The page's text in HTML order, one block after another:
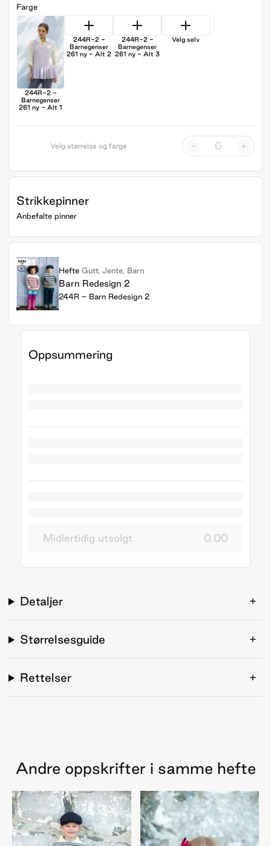
Farge
244R-2 -
Barnegenser
261 ny - Alt 1
244R-2 -
Barnegenser
261 ny - Alt 2
244R-2 -
Barnegenser
261 ny - Alt 3
Velg selv
Velg størrelse og farge - +
Strikkepinner
Anbefalte pinner
Hefte Gutt, Jente, Barn
Barn Redesign 2
244R - Barn Redesign 2
Oppsummering
Midlertidig utsolgt 0.00
Detaljer
Størrelsesguide
Rettelser
Andre oppskrifter i samme hefte